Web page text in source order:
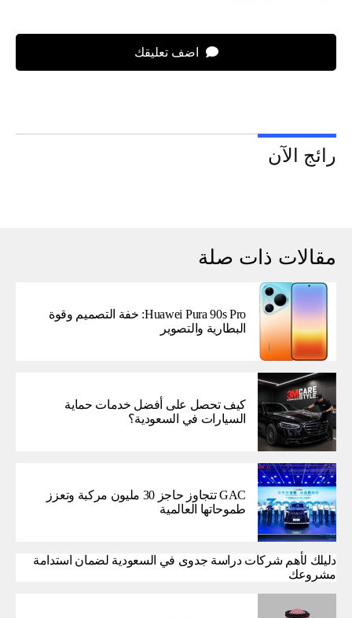
اضف تعليقك
رائج الآن
مقالات ذات صلة
Huawei Pura 90s Pro: خفة التصميم وقوة
البطارية والتصوير
كيف تحصل على أفضل خدمات حماية
السيارات في السعودية؟
GAC تتجاوز حاجز 30 مليون مركبة وتعزز
طموحاتها العالمية
دليلك لأهم شركات دراسة جدوى في السعودية لضمان استدامة
مشروعك